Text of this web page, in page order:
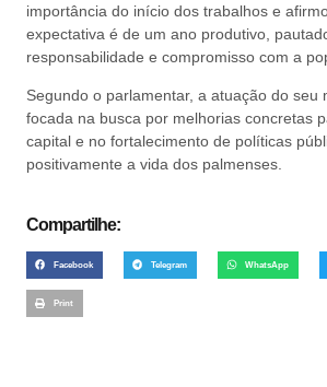
importância do início dos trabalhos e
expectativa é de um ano produtivo,
responsabilidade e compromisso com a
Segundo o parlamentar, a atuação do seu
focada na busca por melhorias concretas
capital e no fortalecimento de políticas
positivamente a vida dos palmenses.
Compartilhe:
Facebook Telegram WhatsApp
Print